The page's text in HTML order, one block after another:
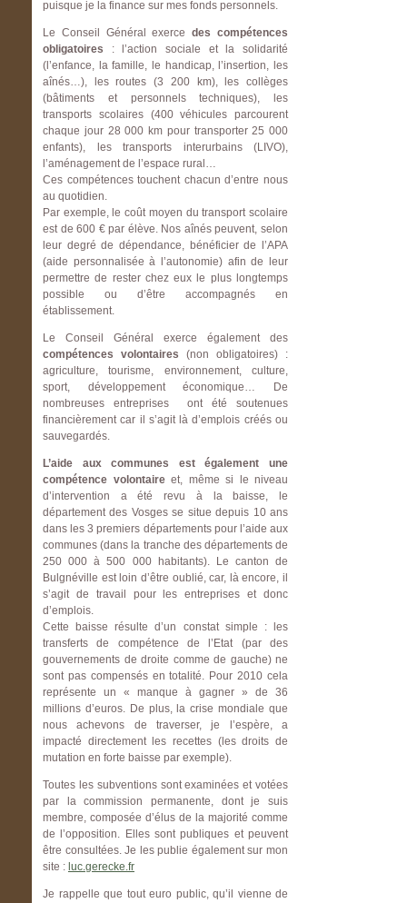
puisque je la finance sur mes fonds personnels.
Le Conseil Général exercedes compétences
obligatoires : l’action sociale et la solidarité
(l’enfance, la famille, le handicap, l’insertion, les
aînés…), les routes (3 200 km), les collèges
(bâtiments et personnels techniques), les
transports scolaires (400 véhicules parcourent
chaque jour 28 000 km pour transporter 25 000
enfants), les transports interurbains (LIVO),
l’aménagement de l’espace rural…
Ces compétences touchent chacun d’entre nous
au quotidien.
Par exemple, le coût moyen du transport scolaire
est de 600 € par élève. Nos aînés peuvent, selon
leur degré de dépendance, bénéficier de l’APA
(aide personnalisée à l’autonomie) afin de leur
permettre de rester chez eux le plus longtemps
possible ou d’être accompagnés en
établissement.
Le Conseil Général exerce également des
compétences volontaires (non obligatoires) :
agriculture, tourisme, environnement, culture,
sport, développement économique… De
nombreuses entreprises ont été soutenues
financièrement car il s’agit là d’emplois créés ou
sauvegardés.
L’aide aux communes est également une
compétence volontaireet, même si le niveau
d’intervention a été revu à la baisse, le
département des Vosges se situe depuis 10 ans
dans les 3 premiers départements pour l’aide aux
communes (dans la tranche des départements de
250 000 à 500 000 habitants). Le canton de
Bulgnéville est loin d’être oublié, car, là encore, il
s’agit de travail pour les entreprises et donc
d’emplois.
Cette baisse résulte d’un constat simple : les
transferts de compétence de l’Etat (par des
gouvernements de droite comme de gauche) ne
sont pas compensés en totalité. Pour 2010 cela
représente un « manque à gagner » de 36
millions d’euros. De plus, la crise mondiale que
nous achevons de traverser, je l’espère, a
impacté directement les recettes (les droits de
mutation en forte baisse par exemple).
Toutes les subventions sont examinées et votées
par la commission permanente, dont je suis
membre, composée d’élus de la majorité comme
de l’opposition. Elles sont publiques et peuvent
être consultées. Je les publie également sur mon
site : luc.gerecke.fr
Je rappelle que tout euro public, qu’il vienne de